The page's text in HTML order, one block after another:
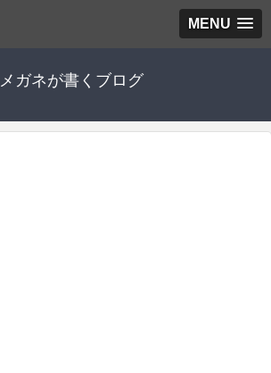
MENU
メガネが書くブログ